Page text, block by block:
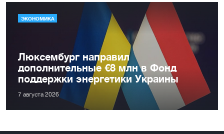
ЭКОНОМИКА
Люксембург направил
дополнительные €8 млн в Фонд
поддержки энергетики Украины
7 августа 2026